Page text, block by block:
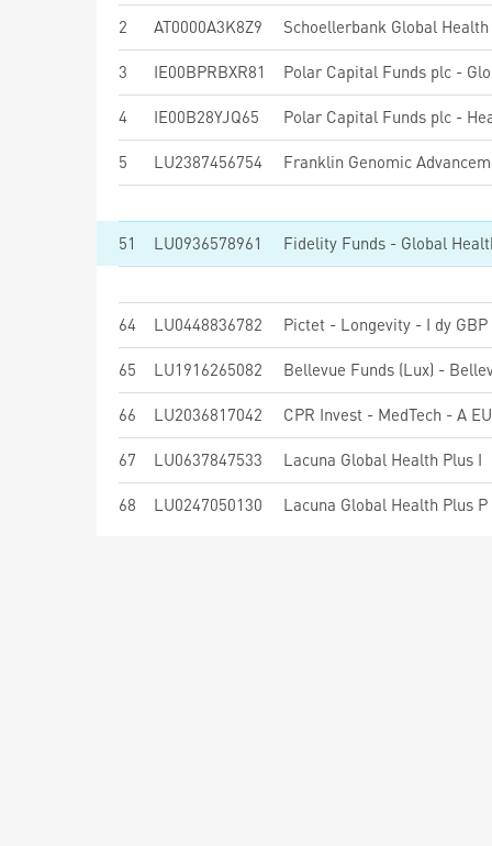
2 AT0000A3K8Z9 Schoellerbank Global
3 IE00BPRBXR81
4 IE00B28YJQ65
5 LU2387456754 Franklin Genomic
51 LU0936578961 Fidelity Funds - Global
64 LU0448836782 Pictet - Longevity - I dy GBP
65 LU1916265082
66 LU2036817042 CPR Invest - MedTech - A
67 LU0637847533 Lacuna Global Health Plus I
68 LU0247050130 Lacuna Global Health Plus P